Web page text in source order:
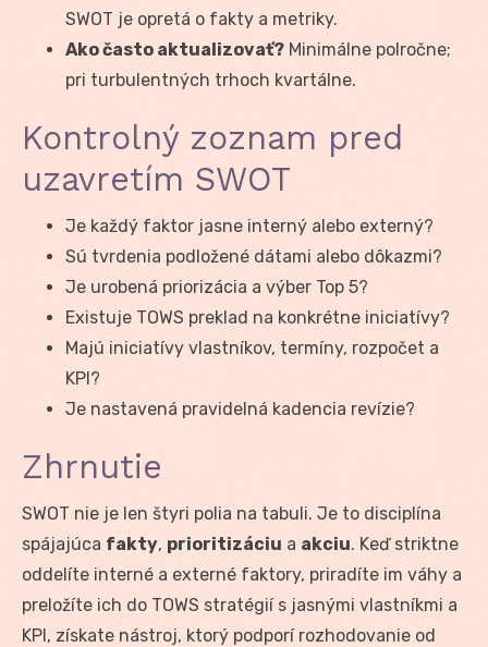
SWOT je opretá o fakty a metriky.
Ako často aktualizovať? Minimálne polročne;
pri turbulentných trhoch kvartálne.
Kontrolný zoznam pred
uzavretím SWOT
Je každý faktor jasne interný alebo externý?
Sú tvrdenia podložené dátami alebo dôkazmi?
Je urobená priorizácia a výber Top 5?
Existuje TOWS preklad na konkrétne iniciatívy?
Majú iniciatívy vlastníkov, termíny, rozpočet a
KPI?
Je nastavená pravidelná kadencia revízie?
Zhrnutie
SWOT nie je len štyri polia na tabuli. Je to disciplína
spájajúca fakty, prioritizáciu a akciu. Keď striktne
oddelíte interné a externé faktory, priradíte im váhy a
preložíte ich do TOWS stratégií s jasnými vlastníkmi a
KPI, získate nástroj, ktorý podporí rozhodovanie od